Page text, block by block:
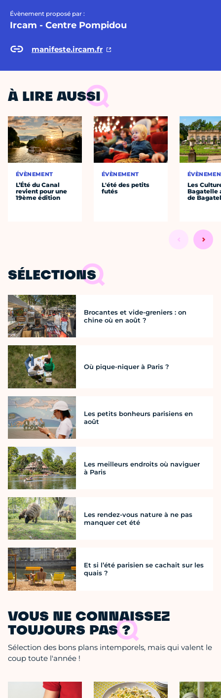
Évènement proposé par :
Ircam - Centre Pompidou
manifeste.ircam.fr
À LIRE AUSSI
ÉVÈNEMENT
L’Été du Canal
revient pour une
19ème édition
ÉVÈNEMENT
L'été des petits
futés
Les
Bagatelle
de
SÉLECTIONS
Brocantes et vide-greniers : on
chine où en août ?
Où pique-niquer à Paris ?
Les petits bonheurs parisiens en
août
Les meilleurs endroits où naviguer
à Paris
Les rendez-vous nature à ne pas
manquer cet été
Et si l’été parisien se cachait sur les
quais ?
VOUS NE CONNAISSEZ
TOUJOURS PAS ?
Sélection des bons plans intemporels, mais qui valent le
coup toute l'année !